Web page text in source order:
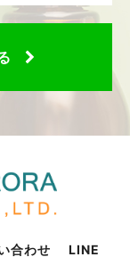
合わせ LINE